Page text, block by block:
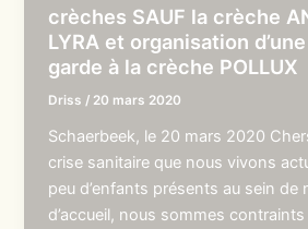
crèches SAUF la crèche
LYRA et organisation
garde à la crèche POLLUX
Driss / 20 mars 2020
Schaerbeek, le 20 mars 2020
crise sanitaire que nous vivons
peu d’enfants présents au sein de
d’accueil, nous sommes